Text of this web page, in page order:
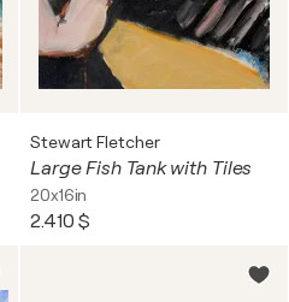
Stewart Fletcher
Large Fish Tank with Tiles
20x16in
2.410 $